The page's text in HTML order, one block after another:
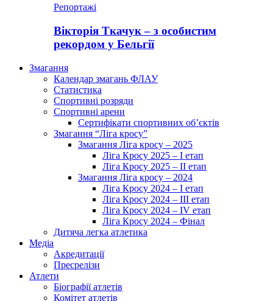
Репортажі
Вікторія Ткачук – з особистим
рекордом у Бельгії
Змагання
Календар змагань ФЛАУ
Статистика
Спортивні розряди
Спортивні арени
Сертифікати спортивних об’єктів
Змагання “Ліга кросу”
Змагання Ліга кросу – 2025
Ліга Кросу 2025 – I етап
Ліга Кросу 2025 – II етап
Змагання Ліга кросу – 2024
Ліга Кросу 2024 – I етап
Ліга Кросу 2024 – III етап
Ліга Кросу 2024 – IV етап
Ліга Кросу 2024 – Фінал
Дитяча легка атлетика
Медіа
Акредитації
Пресрелізи
Атлети
Біографії атлетів
Комітет атлетів